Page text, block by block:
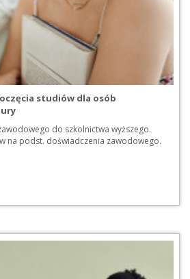
studiów dla osób
do szkolnictwa wyższego.
na podst. doświadczenia zawodowego.
Przejdź do praktyki
Pobierz pdf [PDF,